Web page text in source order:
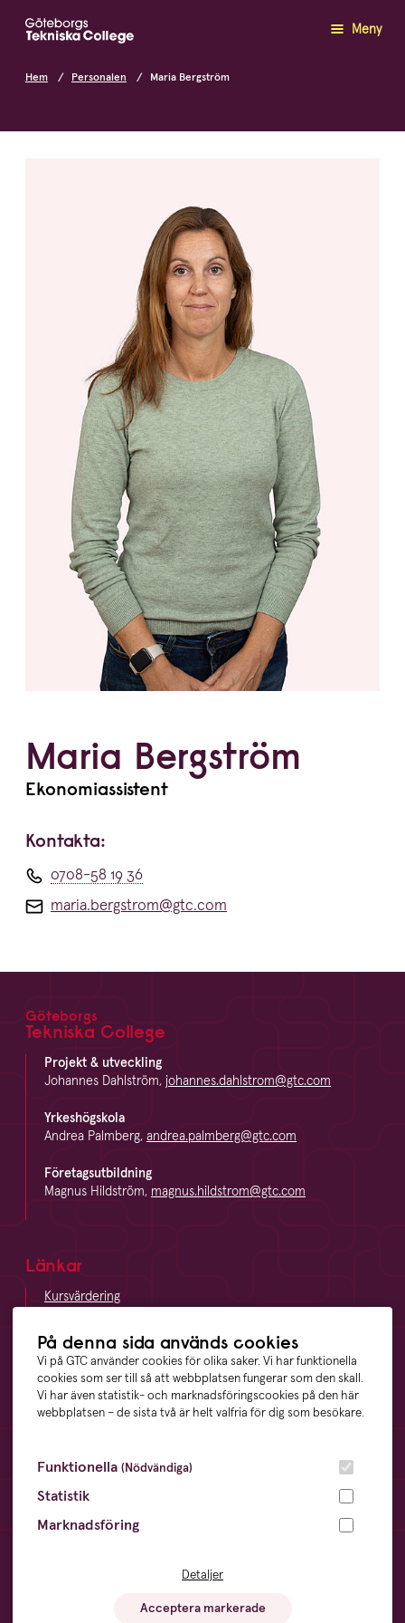
På denna sida används cookies
Vi på GTC använder cookies för olika saker. Vi har funktionella
cookies som ser till så att webbplatsen fungerar som den skall.
Vi har även statistik- och marknadsföringscookies på den här
webbplatsen – de sista två är helt valfria för dig som besökare.
Funktionella (Nödvändiga)
Statistik
Marknadsföring
Detaljer
Acceptera markerade
Meny
Hem Personalen Maria Bergström
Maria Bergström
Ekonomiassistent
Kontakta:
0708-58 19 36
maria.bergstrom@gtc.com
Footer
Göteborgs
Tekniska College
Projekt & utveckling
Johannes Dahlström, johannes.dahlstrom@gtc.com
Yrkeshögskola
Andrea Palmberg, andrea.palmberg@gtc.com
Företagsutbildning
Magnus Hildström, magnus.hildstrom@gtc.com
Länkar
Kursvärdering
Vägbeskrivning
Visselblåsning
Våra ägare
Övrigt
Dataskyddsförordningen- din digitala integritet
- en översikt över webbplatsen